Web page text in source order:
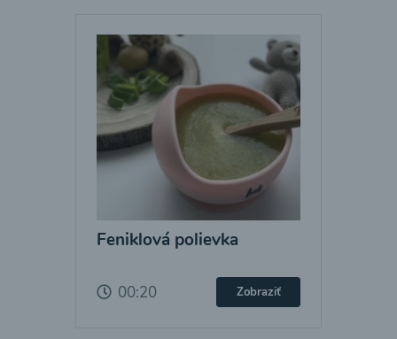
Feniklová polievka
00:20 Zobraziť